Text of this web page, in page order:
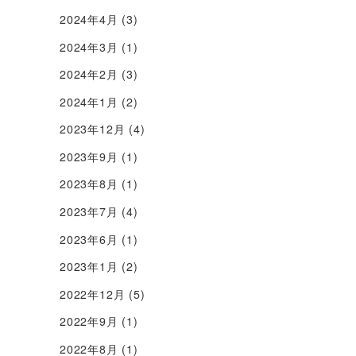
2024年4月 (3)
2024年3月 (1)
2024年2月 (3)
2024年1月 (2)
2023年12月 (4)
2023年9月 (1)
2023年8月 (1)
2023年7月 (4)
2023年6月 (1)
2023年1月 (2)
2022年12月 (5)
2022年9月 (1)
2022年8月 (1)